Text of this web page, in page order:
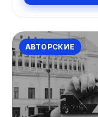
АВТОРСКИЕ